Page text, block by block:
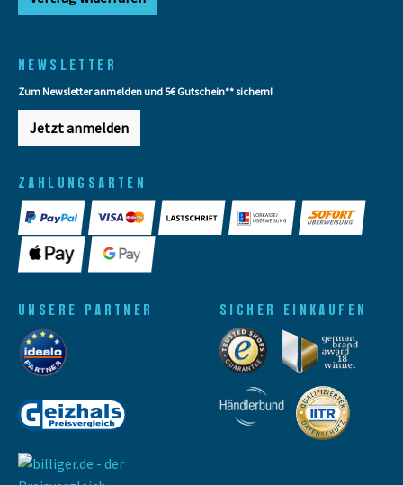
NEWSLETTER
Zum Newsletter anmelden und 5€ Gutschein** sichern!
Jetzt anmelden
ZAHLUNGSARTEN
UNSERE PARTNER SICHER EINKAUFEN